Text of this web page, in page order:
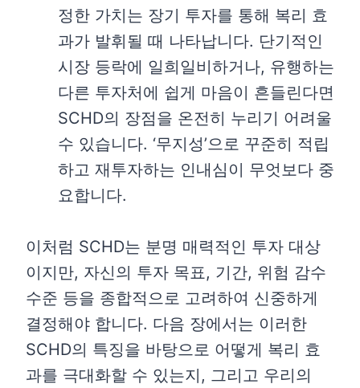
정한 가치는 장기 투자를 통해 복리 효
과가 발휘될 때 나타납니다. 단기적인
시장 등락에 일희일비하거나, 유행하는
다른 투자처에 쉽게 마음이 흔들린다면
SCHD의 장점을 온전히 누리기 어려울
수 있습니다. ‘무지성’으로 꾸준히 적립
하고 재투자하는 인내심이 무엇보다 중
요합니다.
이처럼 SCHD는 분명 매력적인 투자 대상
이지만, 자신의 투자 목표, 기간, 위험 감수
수준 등을 종합적으로 고려하여 신중하게
결정해야 합니다. 다음 장에서는 이러한
SCHD의 특징을 바탕으로 어떻게 복리 효
과를 극대화할 수 있는지, 그리고 우리의